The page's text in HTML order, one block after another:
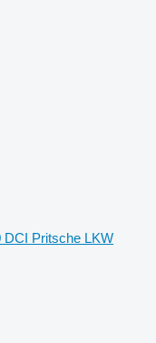
DCI Pritsche LKW